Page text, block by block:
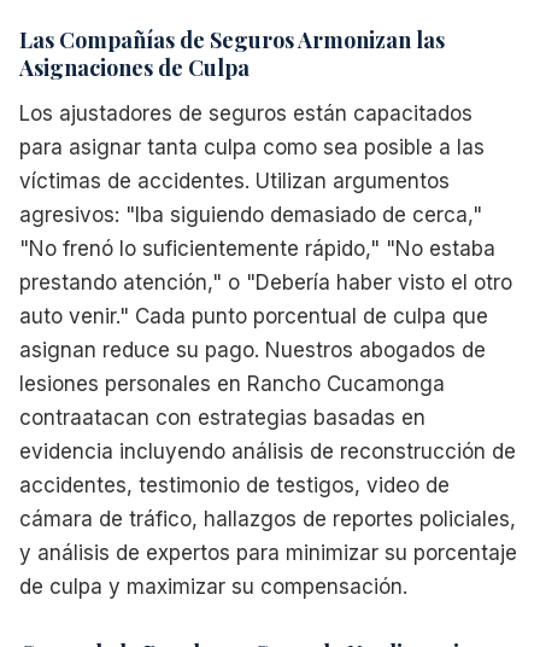
Las Compañías de Seguros Armonizan las
Asignaciones de Culpa
Los ajustadores de seguros están capacitados
para asignar tanta culpa como sea posible a las
víctimas de accidentes. Utilizan argumentos
agresivos: "Iba siguiendo demasiado de cerca,"
"No frenó lo suficientemente rápido," "No estaba
prestando atención," o "Debería haber visto el otro
auto venir." Cada punto porcentual de culpa que
asignan reduce su pago. Nuestros abogados de
lesiones personales en Rancho Cucamonga
contraatacan con estrategias basadas en
evidencia incluyendo análisis de reconstrucción de
accidentes, testimonio de testigos, video de
cámara de tráfico, hallazgos de reportes policiales,
y análisis de expertos para minimizar su porcentaje
de culpa y maximizar su compensación.